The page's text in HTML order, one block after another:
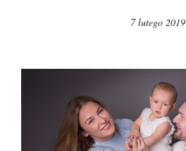
7 lutego 2019